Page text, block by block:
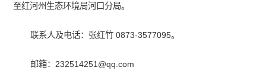
至红河州生态环境局河口分局。
联系人及电话：张红竹 0873-3577095。
邮箱：232514251@qq.com